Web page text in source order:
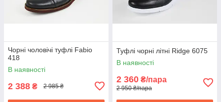
Чорні чоловічі туфлі Fabio
418
В наявності
2 388 ₴ 2 985 ₴
Туфлі чорні літні Ridge 6075
В наявності
2 360 ₴/пара
2 950 ₴/пара